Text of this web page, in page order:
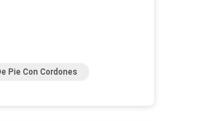
Pie Con Cordones